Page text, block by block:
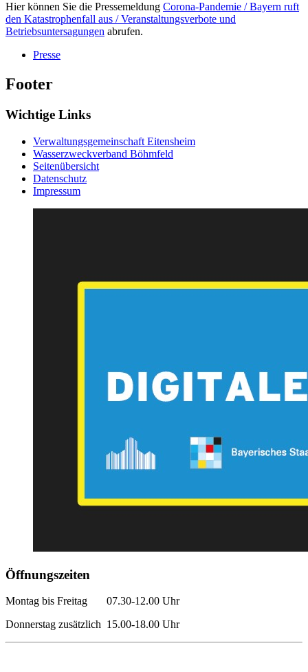
Hier können Sie die Pressemeldung Corona-Pandemie / Bayern ruft
den Katastrophenfall aus / Veranstaltungsverbote und
Betriebsuntersagungen abrufen.
Presse
Footer
Wichtige Links
Verwaltungsgemeinschaft Eitensheim
Wasserzweckverband Böhmfeld
Seitenübersicht
Datenschutz
Impressum
Öffnungszeiten
Montag bis Freitag 07.30-12.00 Uhr
Donnerstag zusätzlich 15.00-18.00 Uhr